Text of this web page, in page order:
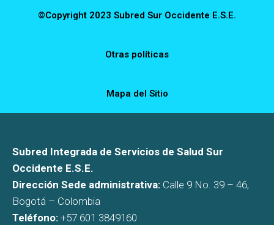
©Copyright 2023 Subred Sur Occidente E.S.E.
Otras políticas
Mapa del Sitio
Subred Integrada de Servicios de Salud Sur
Occidente E.S.E.
Dirección Sede administrativa: Calle 9 No. 39 – 46,
Bogotá – Colombia
Teléfono: +57 601 3849160